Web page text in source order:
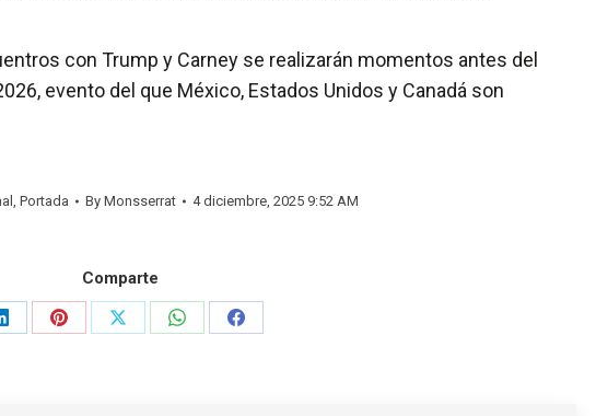
con Trump y Carney se realizarán momentos antes del
evento del que México, Estados Unidos y Canadá son
Portada By Monsserrat 4 diciembre, 2025 9:52 AM
Comparte
Share
Share
Share
Share